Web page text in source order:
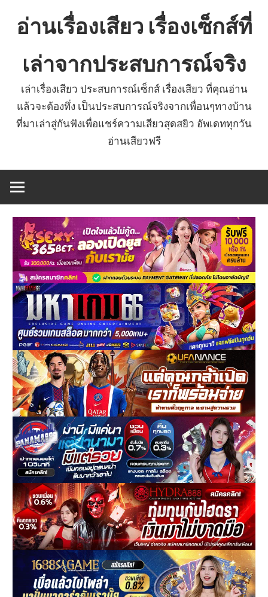
อ่านเรื่องเสียว เรื่องเซ็กส์ที่
เล่าจากประสบการณ์จริง
เล่าเรื่องเสียว ประสบการณ์เซ็กส์ เรื่องเสียว ที่คุณอ่าน
แล้วจะต้องทึ่ง เป็นประสบการณ์จริงจากเพื่อนๆทางบ้าน
ที่มาเล่าสู่กันฟังเพื่อแชร์ความเสียวสุดสยิว อัพเดททุกวัน
อ่านเสียวฟรี